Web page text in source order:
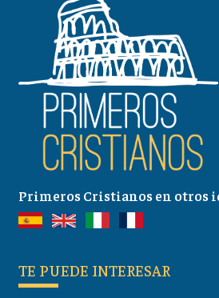
Primeros Cristianos en otros
TE PUEDE INTERESAR